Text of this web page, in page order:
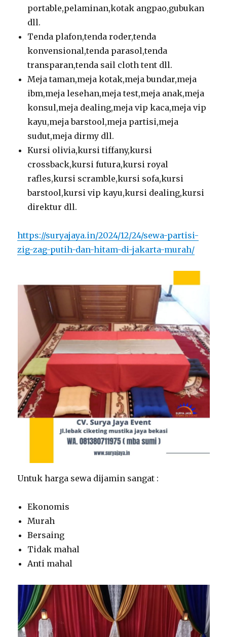
portable,pelaminan,kotak angpao,gubukan
dll.
Tenda plafon,tenda roder,tenda
konvensional,tenda parasol,tenda
transparan,tenda sail cloth tent dll.
Meja taman,meja kotak,meja bundar,meja
ibm,meja lesehan,meja test,meja anak,meja
konsul,meja dealing,meja vip kaca,meja vip
kayu,meja barstool,meja partisi,meja
sudut,meja dirmy dll.
Kursi olivia,kursi tiffany,kursi
crossback,kursi futura,kursi royal
rafles,kursi scramble,kursi sofa,kursi
barstool,kursi vip kayu,kursi dealing,kursi
direktur dll.
https://suryajaya.in/2024/12/24/sewa-partisi-
zig-zag-putih-dan-hitam-di-jakarta-murah/
Untuk harga sewa dijamin sangat :
Ekonomis
Murah
Bersaing
Tidak mahal
Anti mahal